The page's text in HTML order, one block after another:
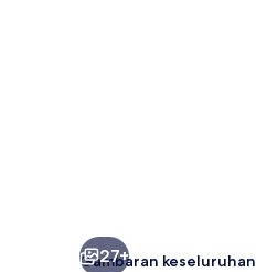
27+
Gambaran keseluruhan